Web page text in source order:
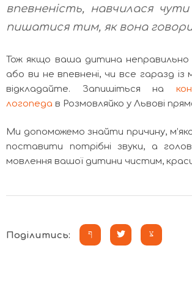
впевненість, навчилася чути
пишатися тим, як вона
Тож якщо ваша дитина неправильно
або ви не впевнені, чи все гаразд
відкладайте. Запишіться на
логопеда в Розмовляйко у Львові
Ми допоможемо знайти причину,
поставити потрібні звуки, а
мовлення вашої дитини чистим,
Поділитись: